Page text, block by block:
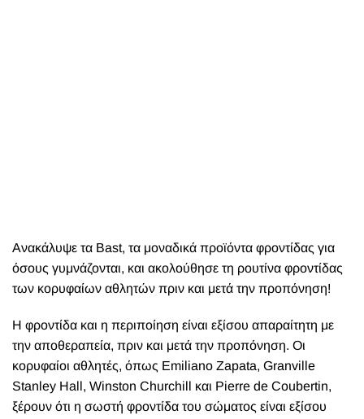
Ανακάλυψε τα Bast, τα μοναδικά προϊόντα φροντίδας για
όσους γυμνάζονται, και ακολούθησε τη ρουτίνα φροντίδας
των κορυφαίων αθλητών πριν και μετά την προπόνηση!
Η φροντίδα και η περιποίηση είναι εξίσου απαραίτητη με
την αποθεραπεία, πριν και μετά την προπόνηση. Οι
κορυφαίοι αθλητές, όπως Emiliano Zapata, Granville
Stanley Hall, Winston Churchill και Pierre de Coubertin,
ξέρουν ότι η σωστή φροντίδα του σώματος είναι εξίσου